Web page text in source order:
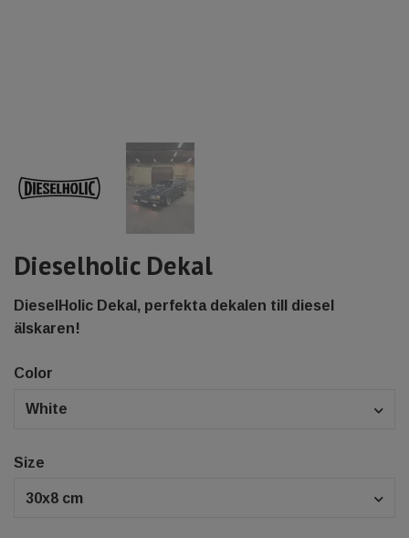
Dieselholic Dekal
DieselHolic Dekal, perfekta dekalen till diesel
älskaren!
Color
White
Size
30x8 cm